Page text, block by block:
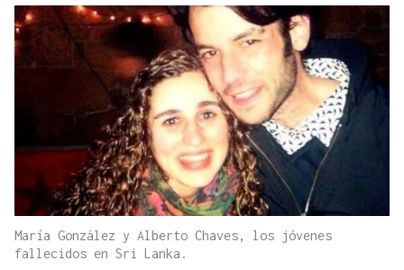
María González y Alberto Chaves, los jóvenes
fallecidos en Sri Lanka.